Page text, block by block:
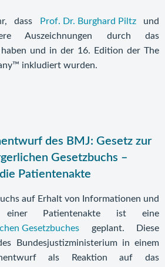
dass Prof. Dr. Burghard Piltzund
Auszeichnungen durch das
und in der 16. Edition der The
inkludiert wurden.
des BMJ: Gesetz zur
Gesetzbuchs –
Patientenakte
auf Erhalt von Informationen und
einer Patientenakte ist eine
Gesetzbuches geplant. Diese
Bundesjustizministerium in einem
als Reaktion auf das